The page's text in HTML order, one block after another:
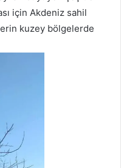
için Akdeniz sahil
kuzey bölgelerde